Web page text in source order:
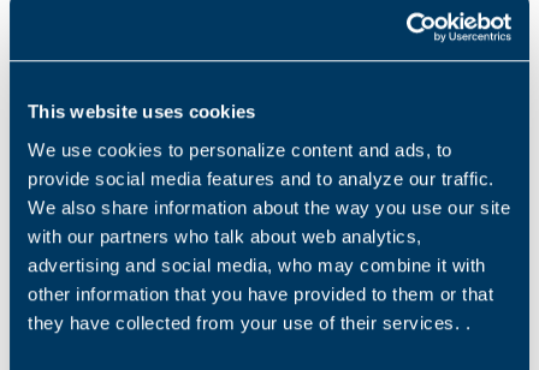
This website uses cookies
We use cookies to personalize content and ads, to
provide social media features and to analyze our traffic.
We also share information about the way you use our site
with our partners who talk about web analytics,
advertising and social media, who may combine it with
other information that you have provided to them or that
they have collected from your use of their services. .
Applicazioni
PERFORATRICE E
MASCHIATRICE
MACCHINA PER
LAVORAZIONE CNC